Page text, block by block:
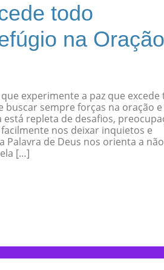
todo
na
experimente a paz que excede
buscar sempre forças na oração e
está repleta de desafios,
nos deixar inquietos e
Palavra de Deus nos orienta a
[…]